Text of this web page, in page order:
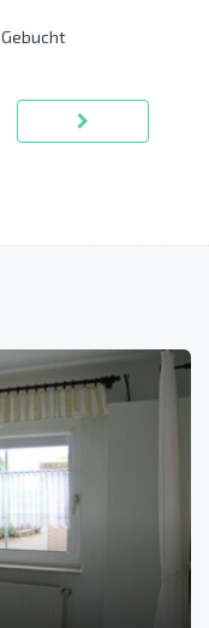
Gebucht